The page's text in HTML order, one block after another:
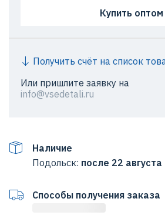
Купить оптом
Получить счёт на список
Или пришлите заявку на
info@vsedetali.ru
Наличие
Подольск: после 22 августа
Способы получения заказа